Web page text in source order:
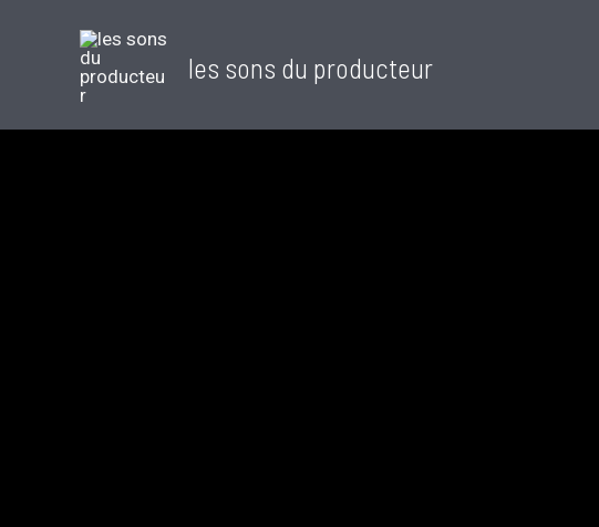
les sons du producteur